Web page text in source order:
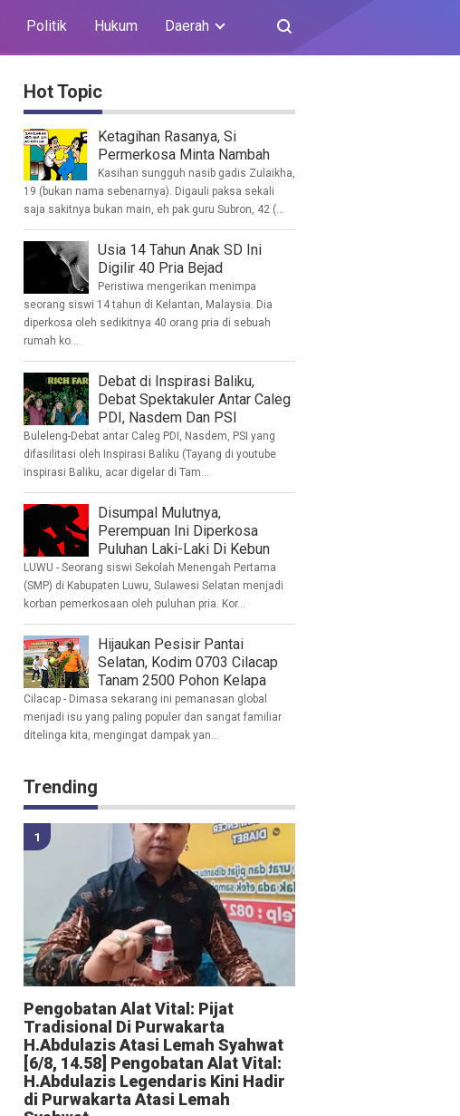
Politik Hukum Daerah
Hot Topic
Ketagihan Rasanya, Si
Permerkosa Minta Nambah
Kasihan sungguh nasib gadis Zulaikha,
19 (bukan nama sebenarnya). Digauli paksa sekali
saja sakitnya bukan main, eh pak guru Subron, 42 (...
Usia 14 Tahun Anak SD Ini
Digilir 40 Pria Bejad
Peristiwa mengerikan menimpa
seorang siswi 14 tahun di Kelantan, Malaysia. Dia
diperkosa oleh sedikitnya 40 orang pria di sebuah
rumah ko...
Debat di Inspirasi Baliku,
Debat Spektakuler Antar Caleg
PDI, Nasdem Dan PSI
Buleleng-Debat antar Caleg PDI, Nasdem, PSI yang
difasilitasi oleh Inspirasi Baliku (Tayang di youtube
inspirasi Baliku, acar digelar di Tam...
Disumpal Mulutnya,
Perempuan Ini Diperkosa
Puluhan Laki-Laki Di Kebun
LUWU - Seorang siswi Sekolah Menengah Pertama
(SMP) di Kabupaten Luwu, Sulawesi Selatan menjadi
korban pemerkosaan oleh puluhan pria. Kor...
Hijaukan Pesisir Pantai
Selatan, Kodim 0703 Cilacap
Tanam 2500 Pohon Kelapa
Cilacap - Dimasa sekarang ini pemanasan global
menjadi isu yang paling populer dan sangat familiar
ditelinga kita, mengingat dampak yan...
Trending
Pengobatan Alat Vital: Pijat
Tradisional Di Purwakarta
H.Abdulazis Atasi Lemah Syahwat
[6/8, 14.58] Pengobatan Alat Vital:
H.Abdulazis Legendaris Kini Hadir
di Purwakarta Atasi Lemah